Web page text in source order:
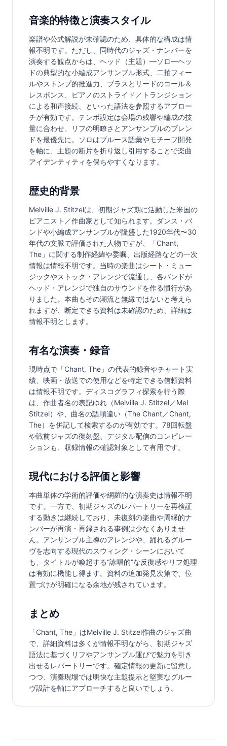
音楽的特徴と演奏スタイル
楽譜や公式解説が未確認のため、具体的な構成は情
報不明です。ただし、同時代のジャズ・ナンバーを
演奏する観点からは、ヘッド（主題）—ソロ—ヘッ
ドの典型的な小編成アンサンブル形式、二拍フィー
ルやストンプ的推進力、ブラスとリードのコール＆
レスポンス、ピアノのストライド／トランジション
による和声接続、といった語法を参照するアプロー
チが有効です。テンポ設定は会場の残響や編成の技
量に合わせ、リフの明瞭さとアンサンブルのブレン
ドを最優先に。ソロはブルース語彙やモチーフ開発
を軸に、主題の断片を折り返し引用することで楽曲
アイデンティティを保ちやすくなります。
歴史的背景
Melville J. Stitzelは、初期ジャズ期に活動した米国の
ピアニスト／作曲家として知られます。ダンス・バ
ンドや小編成アンサンブルが隆盛した1920年代〜30
年代の文脈で評価された人物ですが、「Chant,
The」に関する制作経緯や委嘱、出版経路などの一次
情報は情報不明です。当時の楽曲はシート・ミュー
ジックやストック・アレンジで流通し、各バンドが
ヘッド・アレンジで独自のサウンドを作る慣行があ
りました。本曲もその潮流と無縁ではないと考えら
れますが、断定できる資料は未確認のため、詳細は
情報不明とします。
有名な演奏・録音
現時点で「Chant, The」の代表的録音やチャート実
績、映画・放送での使用などを特定できる信頼資料
は情報不明です。ディスコグラフィ探索を行う際
は、作曲者名の表記ゆれ（Melville J. Stitzel／Mel
Stitzel）や、曲名の語順違い（The Chant／Chant,
The）を併記して検索するのが有効です。78回転盤
や戦前ジャズの復刻盤、デジタル配信のコンピレー
ションも、収録情報の確認対象として有用です。
現代における評価と影響
本曲単体の学術的評価や網羅的な演奏史は情報不明
です。一方で、初期ジャズのレパートリーを再検証
する動きは継続しており、未復刻の楽曲や周縁的ナ
ンバーが再演・再録される事例は少なくありませ
ん。アンサンブル主導のアレンジや、踊れるグルー
ヴを志向する現代のスウィング・シーンにおいて
も、タイトルが喚起する“詠唱的”な反復感やリフ処理
は有効に機能し得ます。資料の追加発見次第で、位
置づけが明確になる余地が残されています。
まとめ
「Chant, The」はMelville J. Stitzel作曲のジャズ曲
で、詳細資料は多くが情報不明ながら、初期ジャズ
語法に基づくリフやアンサンブル運びで魅力を引き
出せるレパートリーです。確定情報の更新に留意し
つつ、演奏現場では明快な主題提示と堅実なグルー
ヴ設計を軸にアプローチすると良いでしょう。